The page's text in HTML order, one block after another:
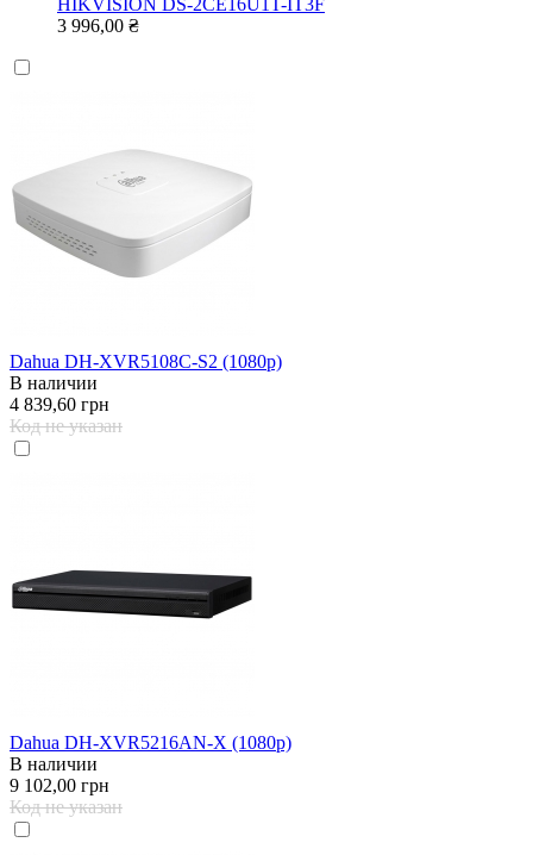
3 996,00 ₴
Dahua DH-XVR5108C-S2 (1080р)
В наличии
4 839,60 грн
Код не указан
Dahua DH-XVR5216AN-X (1080p)
В наличии
9 102,00 грн
Код не указан